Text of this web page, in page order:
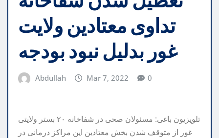
تداوی معتادین ولایت
غور بدلیل نبود بودجه
Abdullah Mar 7, 2022 0
تلویزیون باغی: مسئولان صحی در شفاخانه ۲۰ بستر ولایتی
غور از متوقف شدن بخش معتادین این مراکز درمانی در